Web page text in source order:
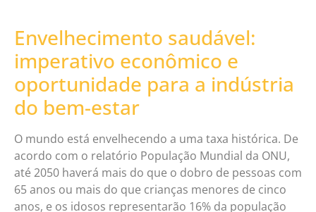
Envelhecimento saudável:
imperativo econômico e
oportunidade para a indústria
do bem-estar
O mundo está envelhecendo a uma taxa histórica. De
acordo com o relatório População Mundial da ONU,
até 2050 haverá mais do que o dobro de pessoas com
65 anos ou mais do que crianças menores de cinco
anos, e os idosos representarão 16% da população